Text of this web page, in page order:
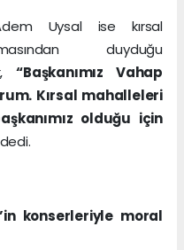
Uysal ise kırsal
duyduğu
“Başkanımız Vahap
Kırsal mahalleleri
olduğu için
konserleriyle moral